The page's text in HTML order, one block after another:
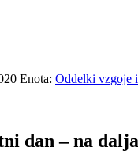
Enota: Oddelki vzgoje
dan – na